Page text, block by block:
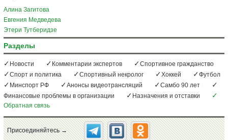
Алина Загитова
Евгения Медведева
Этери Тутберидзе
Разделы
Новости Комментарии экспертов
Спортивное гражданство
Спорт и политика
Спортивный некролог Хоккей
Футбол
Минспорт РФ
Анонсы видеотрансляций
Самбо 90 лет
Финансовые проблемы в организации
Назначения и отставки
Обратная связь
Присоединяйтесь →